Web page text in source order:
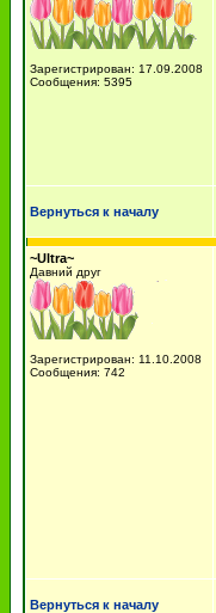
Зарегистрирован: 17.09.2008
Сообщения: 5395
Вернуться к началу
~Ultra~
Давний друг
Зарегистрирован: 11.10.2008
Сообщения: 742
Вернуться к началу